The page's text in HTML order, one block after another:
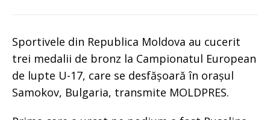
Sportivele din Republica Moldova au cucerit
trei medalii de bronz la Campionatul European
de lupte U-17, care se desfășoară în orașul
Samokov, Bulgaria, transmite MOLDPRES.